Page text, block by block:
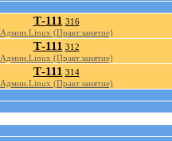
Т-111 316
Админ.Linux (Практ.занятие)
Т-111 312
Админ.Linux (Практ.занятие)
Т-111 314
Админ.Linux (Практ.занятие)